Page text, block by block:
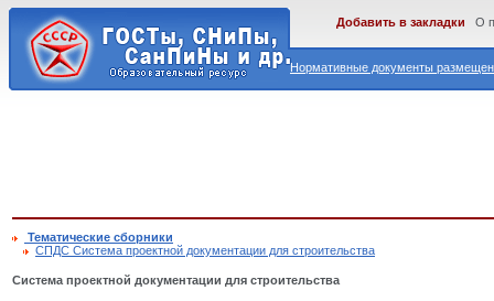
Нормативные документы
Добавить в закладки О
Тематические сборники
СПДС Система проектной документации для строительства
Система проектной документации для строительства